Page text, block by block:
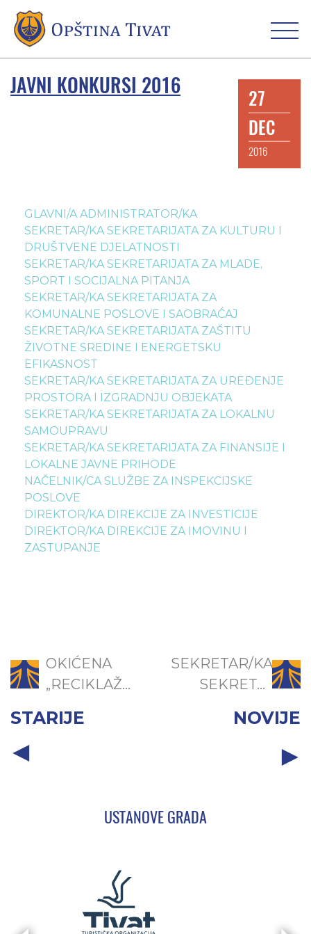
JAVNI KONKURSI 2016
27
DEC
2016
GLAVNI/A ADMINISTRATOR/KA
SEKRETAR/KA SEKRETARIJATA ZA KULTURU I
DRUŠTVENE DJELATNOSTI
SEKRETAR/KA SEKRETARIJATA ZA MLADE,
SPORT I SOCIJALNA PITANJA
SEKRETAR/KA SEKRETARIJATA ZA
KOMUNALNE POSLOVE I SAOBRAĆAJ
SEKRETAR/KA SEKRETARIJATA ZAŠTITU
ŽIVOTNE SREDINE I ENERGETSKU
EFIKASNOST
SEKRETAR/KA SEKRETARIJATA ZA UREĐENJE
PROSTORA I IZGRADNJU OBJEKATA
SEKRETAR/KA SEKRETARIJATA ZA LOKALNU
SAMOUPRAVU
SEKRETAR/KA SEKRETARIJATA ZA FINANSIJE I
LOKALNE JAVNE PRIHODE
NAČELNIK/CA SLUŽBE ZA INSPEKCIJSKE
POSLOVE
DIREKTOR/KA DIREKCIJE ZA INVESTICIJE
DIREKTOR/KA DIREKCIJE ZA IMOVINU I
ZASTUPANJE
OKIĆENA
„RECIKLAŽ...
STARIJE
SEKRETAR/KA
SEKRET...
NOVIJE
USTANOVE GRADA